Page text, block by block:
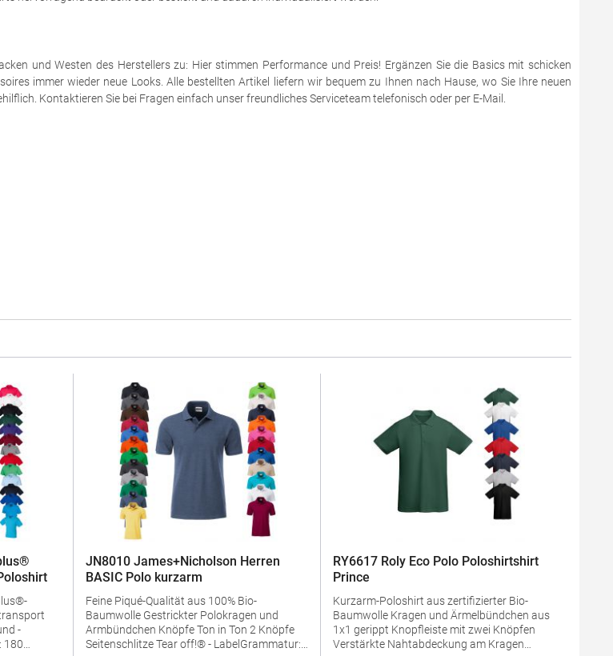
und Westen des Herstellers zu: Hier stimmen Performance und Preis! Ergänzen Sie die Basics mit schicken
immer wieder neue Looks. Alle bestellten Artikel liefern wir bequem zu Ihnen nach Hause, wo Sie Ihre neuen
Kontaktieren Sie bei Fragen einfach unser freundliches Serviceteam telefonisch oder per E-Mail.
JN8010 James+Nicholson Herren
BASIC Polo kurzarm
Feine Piqué-Qualität aus 100% Bio-
Baumwolle Gestrickter Polokragen und
Armbündchen Knöpfe Ton in Ton 2 Knöpfe
Seitenschlitze Tear off!® - LabelGrammatur:
RY6617 Roly Eco Polo Poloshirtshirt
Prince
Kurzarm-Poloshirt aus zertifizierter Bio-
Baumwolle Kragen und Ärmelbündchen aus
1x1 gerippt Knopfleiste mit zwei Knöpfen
Verstärkte Nahtabdeckung am Kragen